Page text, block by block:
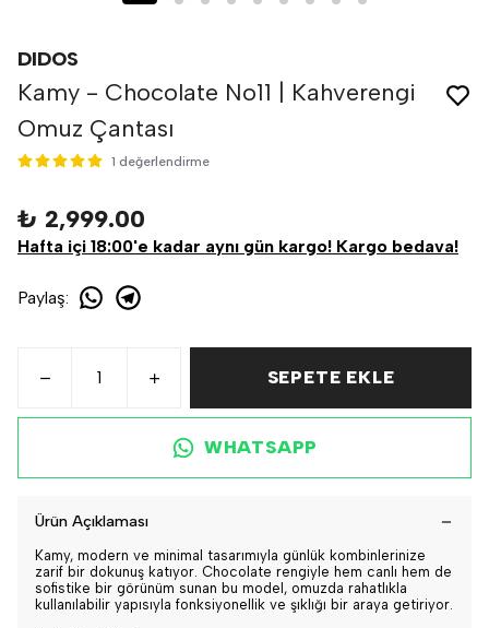
DIDOS
Kamy - Chocolate No11 | Kahverengi
Omuz Çantası
1 değerlendirme
₺ 2,999.00
Hafta içi 18:00'e kadar aynı gün kargo! Kargo bedava!
Paylaş:
SEPETE EKLE
WHATSAPP
Ürün Açıklaması
Kamy, modern ve minimal tasarımıyla günlük kombinlerinize
zarif bir dokunuş katıyor. Chocolate rengiyle hem canlı hem de
sofistike bir görünüm sunan bu model, omuzda rahatlıkla
kullanılabilir yapısıyla fonksiyonellik ve şıklığı bir araya getiriyor.